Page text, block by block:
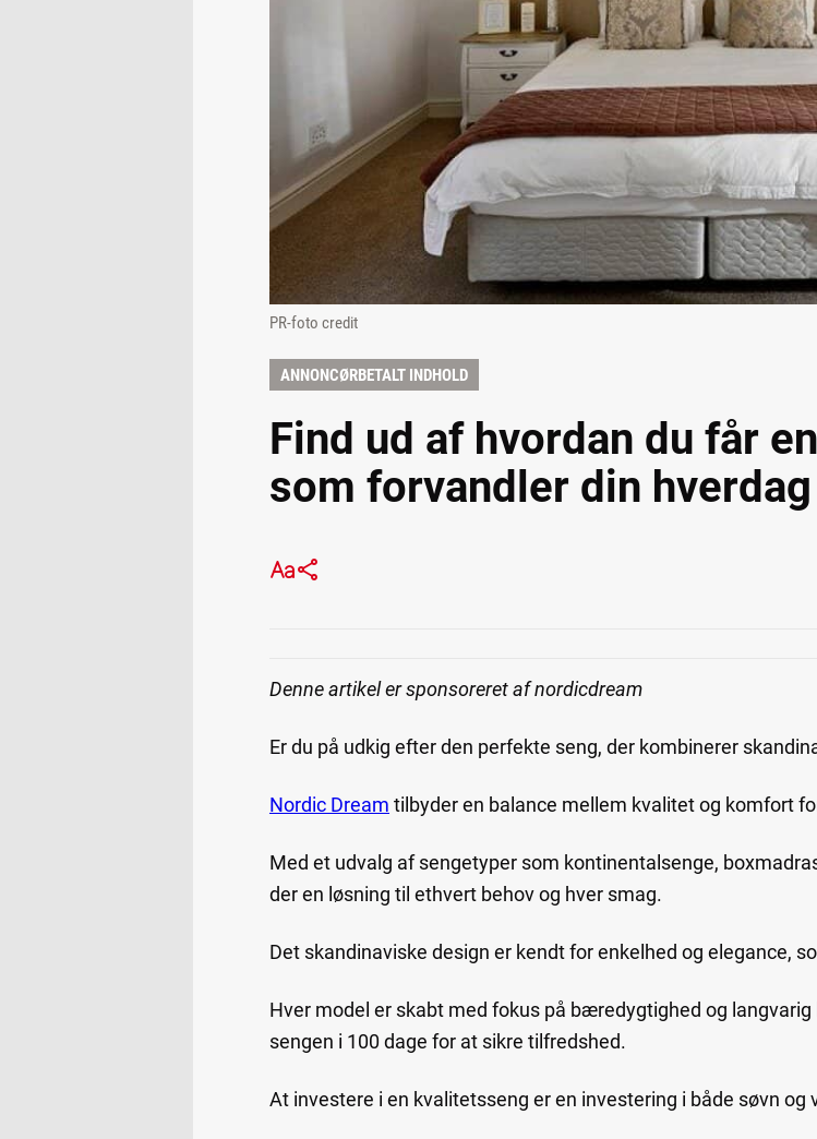
PR-foto credit
ANNONCØRBETALT INDHOLD
Find ud af hvordan du får
som forvandler din hverdag
Denne artikel er sponsoreret af nordicdream
Er du på udkig efter den perfekte seng, der kombinerer
Nordic Dream tilbyder en balance mellem kvalitet og komfort
Med et udvalg af sengetyper som kontinentalsenge,
der en løsning til ethvert behov og hver smag.
Det skandinaviske design er kendt for enkelhed og elegance,
Hver model er skabt med fokus på bæredygtighed og
sengen i 100 dage for at sikre tilfredshed.
At investere i en kvalitetsseng er en investering i både søvn og